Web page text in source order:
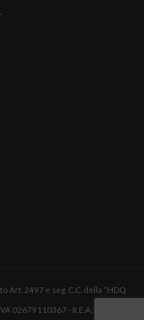
Art. 2497 e seg. C.C. della “HDQ
02679110367 - R.E.A. MO-